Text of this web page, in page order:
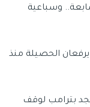
وسباعية
بـ24 ساعة يرفعان الحصيلة منذ
بترامب لوقف